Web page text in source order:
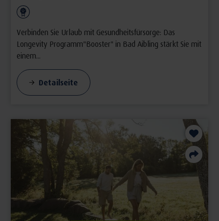
Verbinden Sie Urlaub mit Gesundheitsfürsorge: Das
Longevity Programm"Booster" in Bad Aibling stärkt Sie mit
einem...
Detailseite